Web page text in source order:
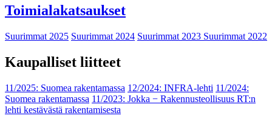
Toimialakatsaukset
Suurimmat 2025 Suurimmat 2024 Suurimmat 2023 Suurimmat 2022
Kaupalliset liitteet
11/2025: Suomea rakentamassa 12/2024: INFRA-lehti 11/2024:
Suomea rakentamassa 11/2023: Jokka − Rakennusteollisuus RT:n
lehti kestävästä rakentamisesta